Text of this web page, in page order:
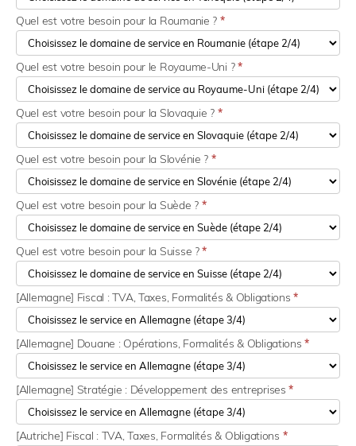
Quel est votre besoin pour la Roumanie ? *
Quel est votre besoin pour le Royaume-Uni ?*
Quel est votre besoin pour la Slovaquie ? *
Quel est votre besoin pour la Slovénie ? *
Quel est votre besoin pour la Suède ? *
Quel est votre besoin pour la Suisse ?*
[Allemagne] Fiscal : TVA, Taxes, Formalités & Obligations*
[Allemagne] Douane : Opérations, Formalités & Obligations*
[Allemagne] Stratégie : Développement des entreprises*
[Autriche] Fiscal : TVA, Taxes, Formalités & Obligations *